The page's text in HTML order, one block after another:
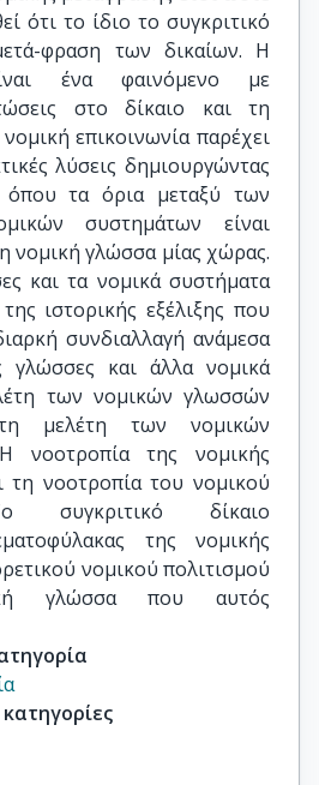
ότι το ίδιο το συγκριτικό
φραση των δικαίων. Η
ένα φαινόμενο με
στο δίκαιο και τη
επικοινωνία παρέχει
λύσεις δημιουργώντας
τα όρια μεταξύ των
συστημάτων είναι
νομική γλώσσα μίας χώρας.
και τα νομικά συστήματα
ιστορικής εξέλιξης που
συνδιαλλαγή ανάμεσα
γλώσσες και άλλα νομικά
των νομικών γλωσσών
μελέτη των νομικών
νοοτροπία της νομικής
τη νοοτροπία του νομικού
συγκριτικό δίκαιο
της νομικής
νομικού πολιτισμού
γλώσσα που αυτός